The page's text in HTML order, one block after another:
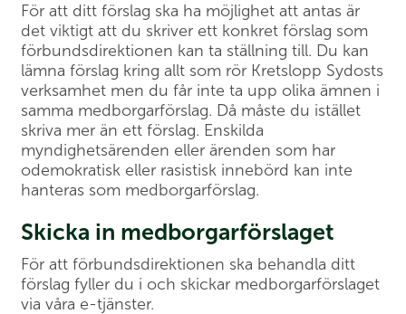
För att ditt förslag ska ha möjlighet att antas är
det viktigt att du skriver ett konkret förslag som
förbundsdirektionen kan ta ställning till. Du kan
lämna förslag kring allt som rör Kretslopp Sydosts
verksamhet men du får inte ta upp olika ämnen i
samma medborgarförslag. Då måste du istället
skriva mer än ett förslag. Enskilda
myndighetsärenden eller ärenden som har
odemokratisk eller rasistisk innebörd kan inte
hanteras som medborgarförslag.
Skicka in medborgarförslaget
För att förbundsdirektionen ska behandla ditt
förslag fyller du i och skickar medborgarförslaget
via våra e-tjänster.